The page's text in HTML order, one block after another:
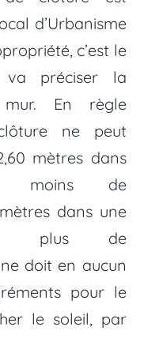
d’Urbanisme
c’est le
va préciser la
En règle
ne peut
mètres dans
moins de
dans une
plus de
doit en aucun
pour le
le soleil, par